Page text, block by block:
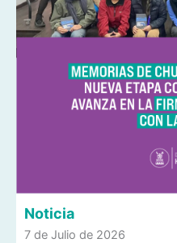
Noticia
7 de Julio de 2026